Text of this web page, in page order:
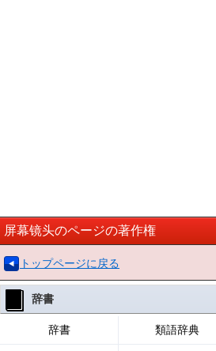
屏幕镜头のページの著作権
トップページに戻る
辞書
辞書 類語辞典